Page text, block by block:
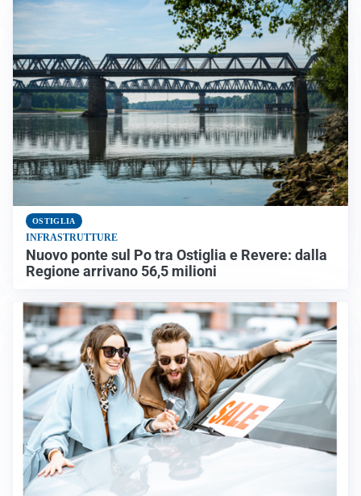
OSTIGLIA
INFRASTRUTTURE
Nuovo ponte sul Po tra Ostiglia e Revere: dalla
Regione arrivano 56,5 milioni